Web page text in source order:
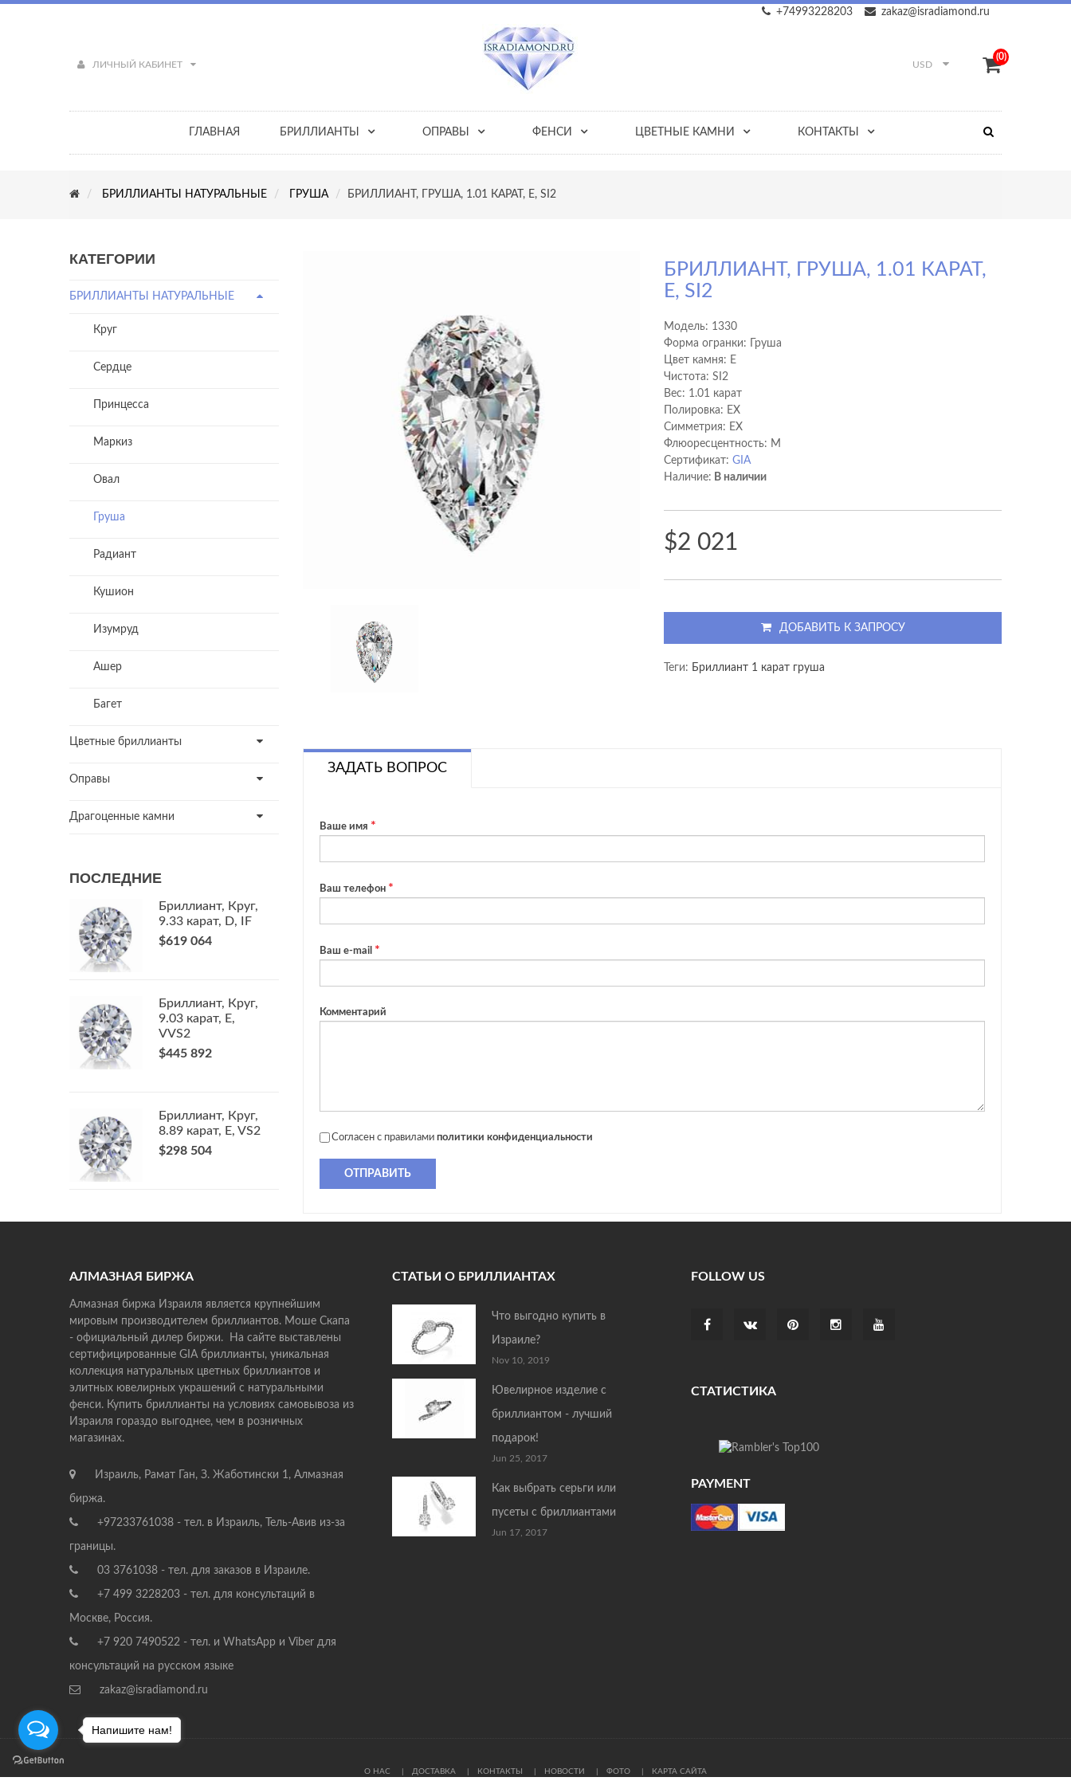
zakaz@isradiamond.ru
+74993228203
ЛИЧНЫЙ КАБИНЕТ USD
(0)
ГЛАВНАЯ БРИЛЛИАНТЫ ОПРАВЫ ФЕНСИ ЦВЕТНЫЕ КАМНИ КОНТАКТЫ
БРИЛЛИАНТЫ НАТУРАЛЬНЫЕ ГРУША БРИЛЛИАНТ, ГРУША, 1.01 КАРАТ, E, SI2
КАТЕГОРИИ
БРИЛЛИАНТЫ НАТУРАЛЬНЫЕ
Круг
Сердце
Принцесса
Маркиз
Овал
Груша
Радиант
Кушион
Изумруд
Ашер
Багет
Цветные бриллианты
Оправы
Драгоценные камни
ПОСЛЕДНИЕ
Бриллиант, Круг,
9.33 карат, D, IF
$619 064
Бриллиант, Круг,
9.03 карат, E,
VVS2
$445 892
Бриллиант, Круг,
8.89 карат, E, VS2
$298 504
БРИЛЛИАНТ, ГРУША, 1.01 КАРАТ,
E, SI2
Модель: 1330
Форма огранки: Груша
Цвет камня: E
Чистота: SI2
Вес: 1.01 карат
Полировка: EX
Cимметрия: EX
Флюоресцентность: M
Сертификат:GIA
Наличие: В наличии
$2 021
ДОБАВИТЬ К ЗАПРОСУ
Теги: Бриллиант 1 карат груша
ЗАДАТЬ ВОПРОС
Ваше имя
Ваш телефон
Ваш e-mail
Комментарий
Согласен с правилами политики конфиденциальности
ОТПРАВИТЬ
АЛМАЗНАЯ БИРЖА
Алмазная биржа Израиля является крупнейшим
мировым производителем бриллиантов. Моше Скапа
- официальный дилер биржи. На сайте выставлены
сертифицированные GIA бриллианты, уникальная
коллекция натуральных цветных бриллиантов и
элитных ювелирных украшений с натуральными
фенси. Купить бриллианты на условиях самовывоза из
Израиля гораздо выгоднее, чем в розничных
магазинах.
Израиль, Рамат Ган, З. Жаботински 1, Алмазная
биржа.
+97233761038 - тел. в Израиль, Тель-Авив из-за
границы.
03 3761038 - тел. для заказов в Израиле.
+7 499 3228203 - тел. для консультаций в
Москве, Россия.
+7 920 7490522 - тел. и WhatsApp и Viber для
консультаций на русском языке
zakaz@isradiamond.ru
СТАТЬИ О БРИЛЛИАНТАХ
Что выгодно купить в
Израиле?
Nov 10, 2019
Ювелирное изделие с
бриллиантом - лучший
подарок!
Jun 25, 2017
Как выбрать серьги или
пусеты с бриллиантами
Jun 17, 2017
FOLLOW US
СТАТИСТИКА
PAYMENT
О НАС ДОСТАВКА КОНТАКТЫ НОВОСТИ ФОТО КАРТА САЙТА
Напишите нам!